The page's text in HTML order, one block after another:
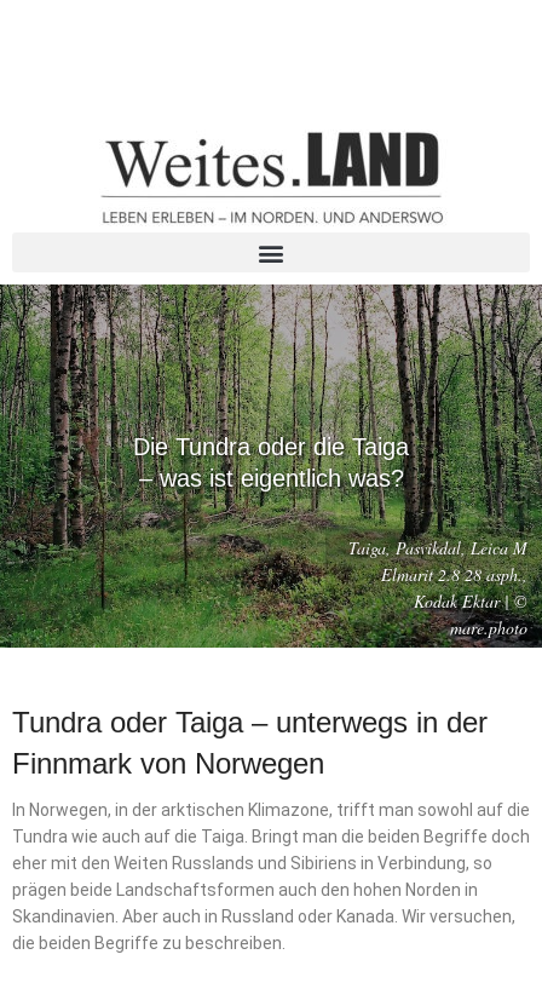
Die Tundra oder die Taiga
– was ist eigentlich was?
Taiga, Pasvikdal, Leica M
Elmarit 2.8 28 asph.,
Kodak Ektar | ©
mare.photo
Tundra oder Taiga – unterwegs in der
Finnmark von Norwegen
In Norwegen, in der arktischen Klimazone, trifft man sowohl auf die
Tundra wie auch auf die Taiga. Bringt man die beiden Begriffe doch
eher mit den Weiten Russlands und Sibiriens in Verbindung, so
prägen beide Landschaftsformen auch den hohen Norden in
Skandinavien. Aber auch in Russland oder Kanada. Wir versuchen,
die beiden Begriffe zu beschreiben.